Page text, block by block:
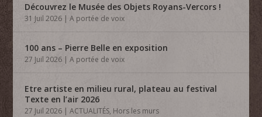
Découvrez le Musée des Objets Royans-Vercors !
31 Juil 2026 |A portée de voix
100 ans – Pierre Belle en exposition
27 Juil 2026 |A portée de voix
Etre artiste en milieu rural, plateau au festival
Texte en l’air 2026
27 Juil 2026 |ACTUALITÉS, Hors les murs